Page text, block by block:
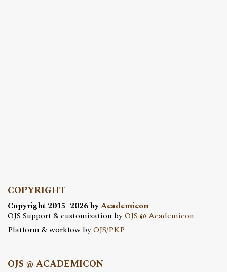
COPYRIGHT
Copyright 2015–2026 byAcademicon
OJS Support & customization byOJS @ Academicon
Platform & workfow byOJS/PKP
OJS @ ACADEMICON